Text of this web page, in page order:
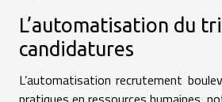
L’automatisation du
candidatures
L’automatisation recrutement